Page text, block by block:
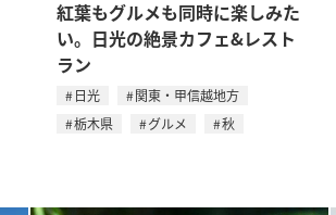
紅葉もグルメも同時に楽しみた
い。日光の絶景カフェ&レスト
ラン
日光
関東・甲信越地方
栃木県
グルメ 秋